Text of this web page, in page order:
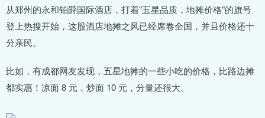
从郑州的永和铂爵国际酒店，打着"五星品质，地摊价格"的旗号
登上热搜开始，这股酒店地摊之风已经席卷全国，并且价格还十
分亲民。
比如，有成都网友发现，五星地摊的一些小吃的价格，比路边摊
都实惠！凉面 8 元，炒面 10 元，分量还很大。